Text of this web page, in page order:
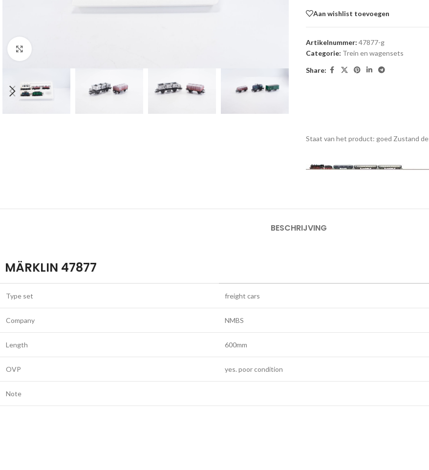
Aan wishlist toevoegen
Artikelnummer: 47877-g
Categorie: Trein en wagensets
Share:
Staat van het product: goed Zustand
BESCHRIJVING
MÄRKLIN 47877
Type set freight cars
Company NMBS
Length 600mm
OVP yes. poor condition
Note